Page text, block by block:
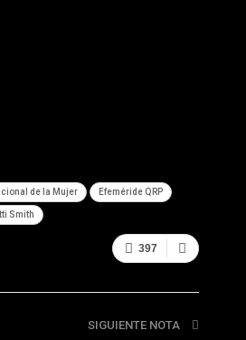
de la Mujer Efeméride QRP
Smith
397
SIGUIENTE NOTA